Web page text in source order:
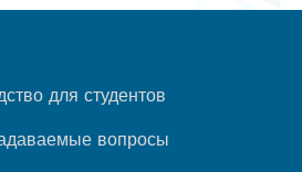
для студентов
вопросы